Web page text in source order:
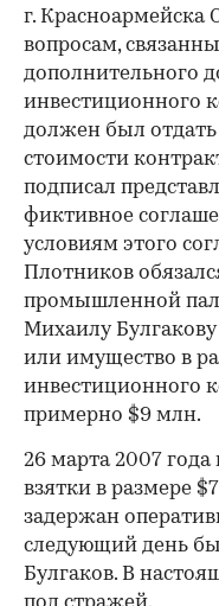
г. Красноармейска
вопросам,
дополнительного
инвестиционного
должен был
стоимости
подписал
фиктивное
условиям этого
Плотников
промышленной
Михаилу
или имущество в
инвестиционного
примерно $9 млн.
26 марта 2007
взятки в размере
задержан
следующий день
Булгаков. В